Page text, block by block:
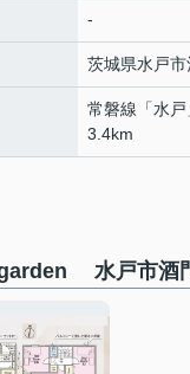
-
茨城県水戸市
常磐線 「水戸
3.4km
水戸市酒